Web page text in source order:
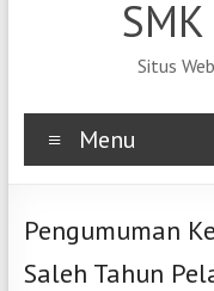
Situs
Menu
Pengumuman
Saleh Tahun